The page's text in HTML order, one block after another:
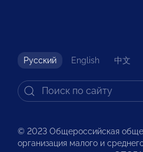
Русский English 中文
© 2023 Общероссийская
организация малого и